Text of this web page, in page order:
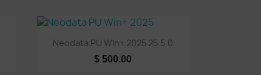
Vista rápida
Neodata PU Win+ 2025 25.5.0
$ 500.00